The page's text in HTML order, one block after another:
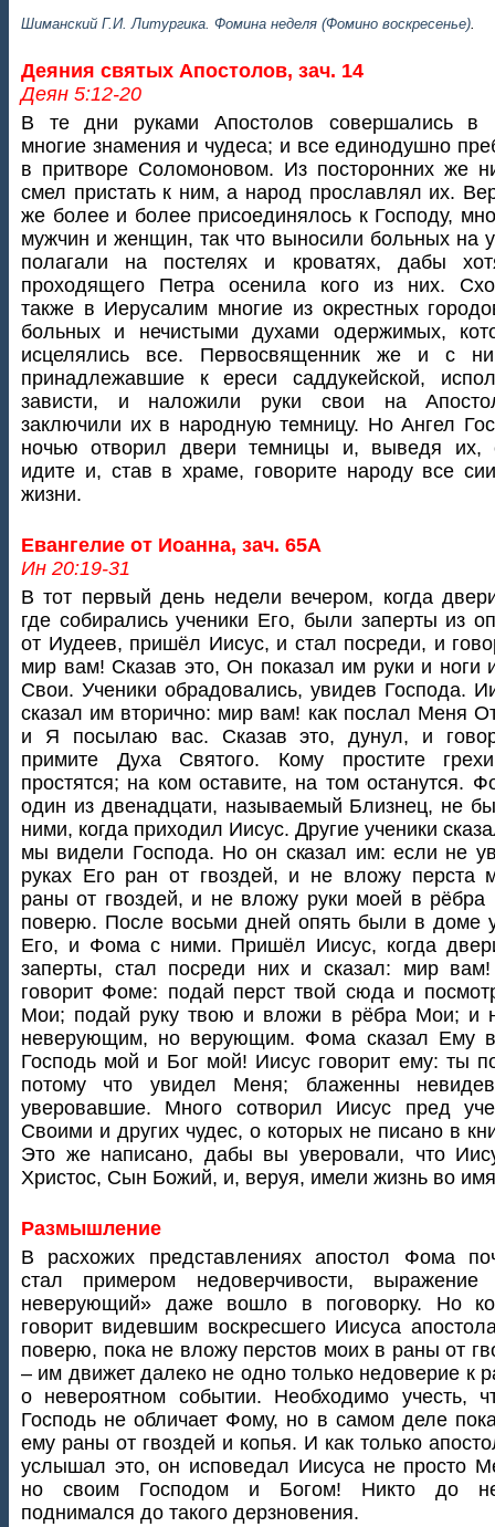
Шиманский Г.И. Литургика. Фомина неделя (Фомино воскресенье).
Деяния святых Апостолов, зач. 14
Деян 5:12-20
В те дни руками Апостолов совершались в
многие знамения и чудеса; и все единодушно
в притворе Соломоновом. Из посторонних же
смел пристать к ним, а народ прославлял их.
же более и более присоединялось к Господу,
мужчин и женщин, так что выносили больных на
полагали на постелях и кроватях, дабы
проходящего Петра осенила кого из них.
также в Иерусалим многие из окрестных
больных и нечистыми духами одержимых,
исцелялись все. Первосвященник же и с
принадлежавшие к ереси саддукейской,
зависти, и наложили руки свои на
заключили их в народную темницу. Но Ангел
ночью отворил двери темницы и, выведя их,
идите и, став в храме, говорите народу все
жизни.
Евангелие от Иоанна, зач. 65А
Ин 20:19-31
В тот первый день недели вечером, когда
где собирались ученики Его, были заперты из
от Иудеев, пришёл Иисус, и стал посреди, и
мир вам! Сказав это, Он показал им руки и ноги
Свои. Ученики обрадовались, увидев Господа.
сказал им вторично: мир вам! как послал Меня
и Я посылаю вас. Сказав это, дунул, и
примите Духа Святого. Кому простите
простятся; на ком оставите, на том останутся.
один из двенадцати, называемый Близнец, не
ними, когда приходил Иисус. Другие ученики
мы видели Господа. Но он сказал им: если не
руках Его ран от гвоздей, и не вложу перста
раны от гвоздей, и не вложу руки моей в рёбра
поверю. После восьми дней опять были в доме
Его, и Фома с ними. Пришёл Иисус, когда
заперты, стал посреди них и сказал: мир
говорит Фоме: подай перст твой сюда и
Мои; подай руку твою и вложи в рёбра Мои; и
неверующим, но верующим. Фома сказал Ему в
Господь мой и Бог мой! Иисус говорит ему: ты
потому что увидел Меня; блаженны
уверовавшие. Много сотворил Иисус пред
Своими и других чудес, о которых не писано в
Это же написано, дабы вы уверовали, что
Христос, Сын Божий, и, веруя, имели жизнь во
Размышление
В расхожих представлениях апостол Фома
стал примером недоверчивости,
неверующий» даже вошло в поговорку. Но
говорит видевшим воскресшего Иисуса
поверю, пока не вложу перстов моих в раны от
– им движет далеко не одно только недоверие к
о невероятном событии. Необходимо учесть,
Господь не обличает Фому, но в самом деле
ему раны от гвоздей и копья. И как только
услышал это, он исповедал Иисуса не просто
но своим Господом и Богом! Никто до
поднимался до такого дерзновения.